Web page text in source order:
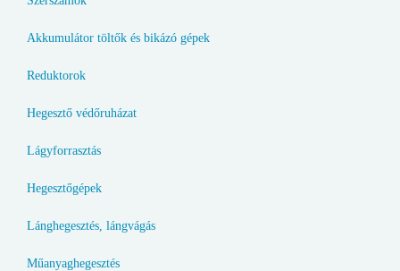
Akkumulátor töltők és bikázó gépek
Reduktorok
Hegesztő védőruházat
Lágyforrasztás
Hegesztőgépek
Lánghegesztés, lángvágás
Műanyaghegesztés